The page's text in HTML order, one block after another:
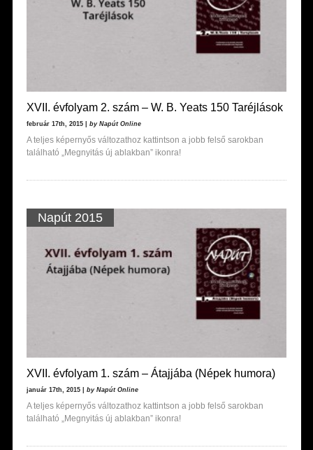
XVII. évfolyam 2. szám – W. B. Yeats 150 Taréjlások
február 17th, 2015 | by Napút Online
A teljes képernyős változathoz kattintson a jobb felső sarokban
található „Megnyitás új ablakban” ikonra!
Napút 2015
XVII. évfolyam 1. szám – Átajjába (Népek humora)
január 17th, 2015 | by Napút Online
A teljes képernyős változathoz kattintson a jobb felső sarokban
található „Megnyitás új ablakban” ikonra!